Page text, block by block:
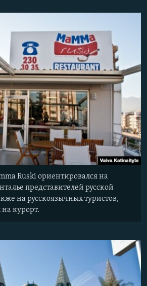
Ruski ориентировался на
представителей русской
на русскоязычных туристов,
курорт.